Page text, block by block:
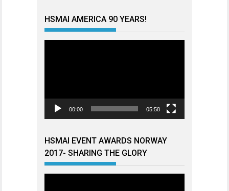
HSMAI AMERICA 90 YEARS!
00:00 05:58
HSMAI EVENT AWARDS NORWAY
2017- SHARING THE GLORY